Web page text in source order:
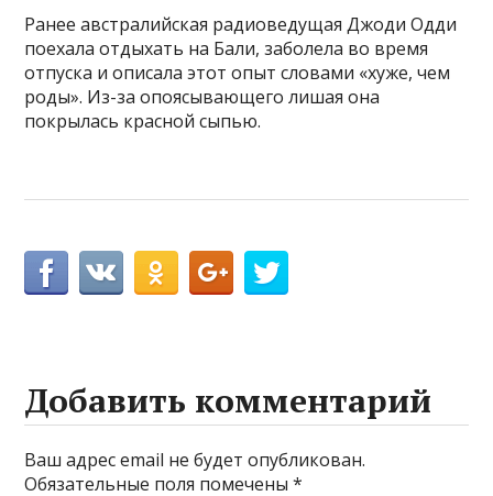
Ранее австралийская радиоведущая Джоди Одди
поехала отдыхать на Бали, заболела во время
отпуска и описала этот опыт словами «хуже, чем
роды». Из-за опоясывающего лишая она
покрылась красной сыпью.
Добавить комментарий
Ваш адрес email не будет опубликован.
Обязательные поля помечены*